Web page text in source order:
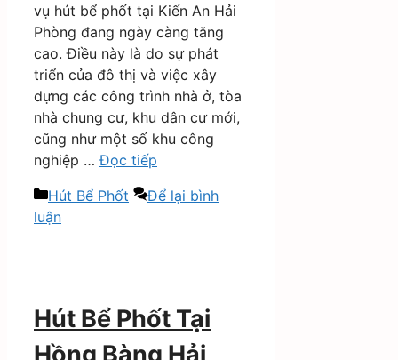
vụ hút bể phốt tại Kiến An Hải
Phòng đang ngày càng tăng
cao. Điều này là do sự phát
triển của đô thị và việc xây
dựng các công trình nhà ở, tòa
nhà chung cư, khu dân cư mới,
cũng như một số khu công
nghiệp …Đọc tiếp
Danh
mục
Hút Bể Phốt
Để lại bình
luận
Hút Bể Phốt Tại
Hồng Bàng Hải